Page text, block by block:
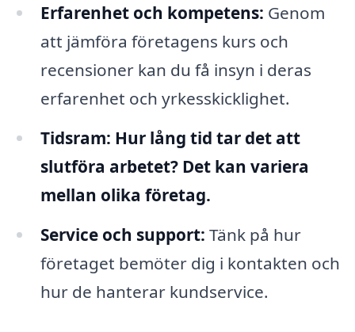
Erfarenhet och kompetens: Genom
att jämföra företagens kurs och
recensioner kan du få insyn i deras
erfarenhet och yrkesskicklighet.
Tidsram: Hur lång tid tar det att
slutföra arbetet? Det kan variera
mellan olika företag.
Service och support: Tänk på hur
företaget bemöter dig i kontakten och
hur de hanterar kundservice.